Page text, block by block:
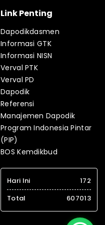
Link Penting
Dapodikdasmen
Informasi GTK
Informasi NISN
Verval PTK
Verval PD
Dapodik
Referensi
Manajemen Dapodik
Program Indonesia Pintar
(PIP)
BOS Kemdikbud
Hari Ini
172
Total
607013